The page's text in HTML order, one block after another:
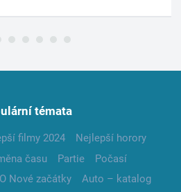
témata
filmy 2024
Nejlepší horory
času Partie
Počasí
Nové začátky
Auto – katalog